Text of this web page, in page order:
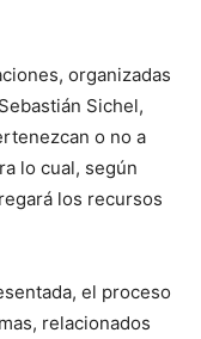
organizadas
Sichel,
o no a
lo cual, según
los recursos
el proceso
relacionados